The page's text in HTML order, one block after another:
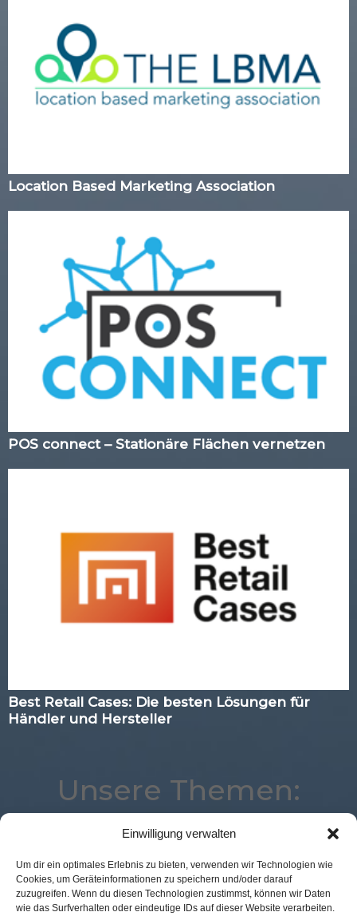
Einwilligung verwalten
Um dir ein optimales Erlebnis zu bieten, verwenden wir Technologien wie
Cookies, um Geräteinformationen zu speichern und/oder darauf
zuzugreifen. Wenn du diesen Technologien zustimmst, können wir Daten
wie das Surfverhalten oder eindeutige IDs auf dieser Website verarbeiten.
Location Based Marketing Association
POS connect – Stationäre Flächen vernetzen
Best Retail Cases: Die besten Lösungen für
Händler und Hersteller
Unsere Themen:
Expertenwissen Digital Marketing
Mobile
Loyalty
Commerce Payment
Location
Corona
Analytics eCommerce Voice